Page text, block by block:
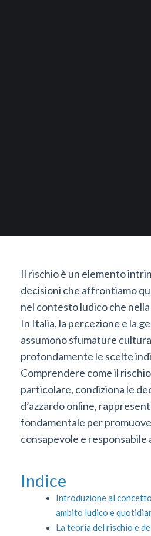
Il rischio è un elemento
decisioni che affrontiamo
nel contesto ludico che
In Italia, la percezione e la
assumono sfumature
profondamente le scelte
Comprendere come il
particolare, condiziona le
d’azzardo online,
fondamentale per
consapevole e responsabile
Indice
Introduzione al
ambito ludico e
La teoria del rischio e